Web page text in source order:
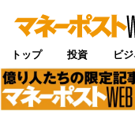
トップ 投資 ビ